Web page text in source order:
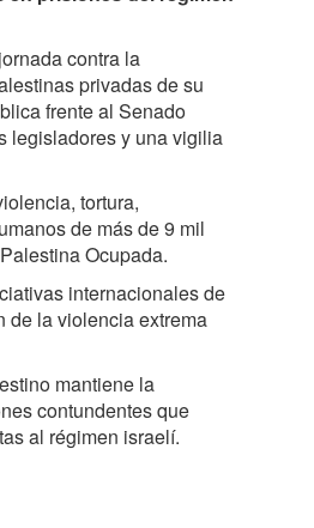
contra la
privadas de su
frente al Senado
legisladores y una vigilia
tortura,
de más de 9 mil
Ocupada.
internacionales de
de la violencia extrema
mantiene la
contundentes que
al régimen israelí.